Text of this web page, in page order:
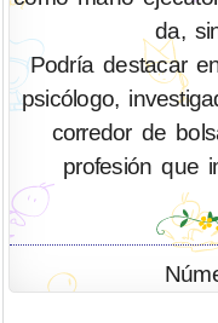
da,
Podría destacar
psicólogo,
corredor de
profesión que